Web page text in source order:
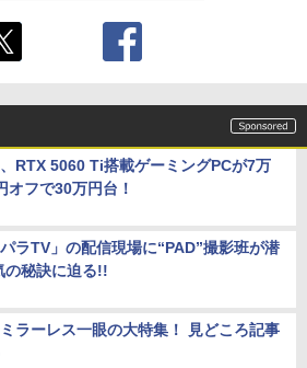
RTX 5060 Ti搭載ゲーミングPCが7万
オフで30万円台！
パラTV」の配信現場に“PAD”撮影班が潜
の秘訣に迫る!!
ラーレス一眼の大特集！ 見どころ記事